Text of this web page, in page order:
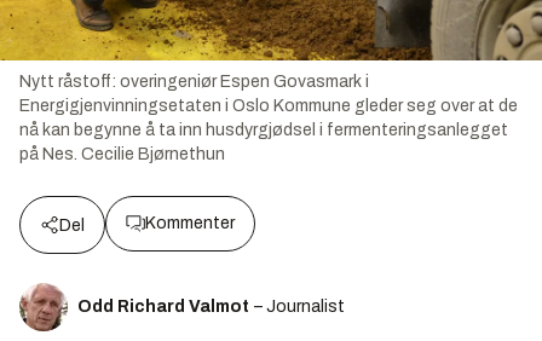
Nytt råstoff: overingeniør Espen Govasmark i
Energigjenvinningsetaten i Oslo Kommune gleder seg over at de
nå kan begynne å ta inn husdyrgjødsel i fermenteringsanlegget
på Nes. Cecilie Bjørnethun
Del Kommenter
Odd Richard Valmot – Journalist